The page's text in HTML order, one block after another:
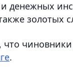
денежных
золотых
что
.